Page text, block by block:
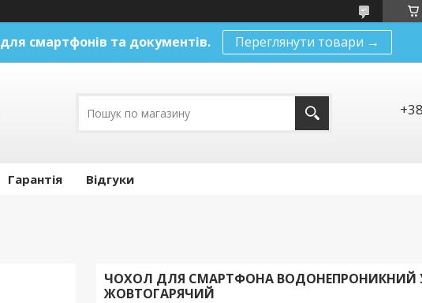
для смартфонів та документів. Переглянути товари →
Гарантія Відгуки
ЧОХОЛ ДЛЯ СМАРТФОНА ВОДОНЕПРОНИКНИЙ
ЖОВТОГАРЯЧИЙ